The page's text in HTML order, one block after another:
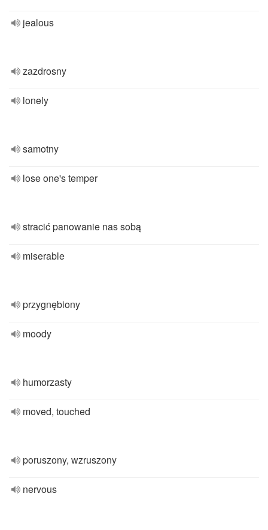
jealous
zazdrosny
lonely
samotny
lose one's temper
stracić panowanie nas sobą
miserable
przygnębiony
moody
humorzasty
moved, touched
poruszony, wzruszony
nervous